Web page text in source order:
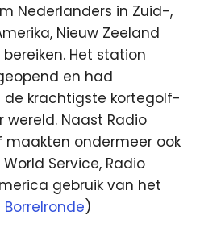
Nederlanders in Zuid-,
Nieuw Zeeland
Het station
en had
krachtigste kortegolf-
wereld. Naast Radio
maakten ondermeer ook
Service, Radio
gebruik van het
)